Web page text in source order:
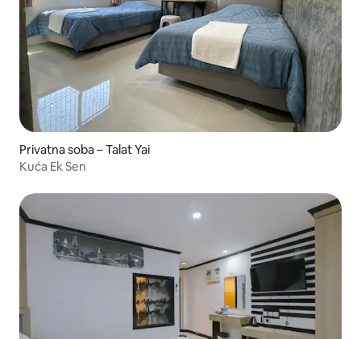
Privatna soba – Talat Yai
Kuća Ek Sen